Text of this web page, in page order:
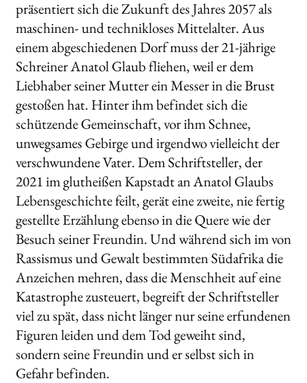
präsentiert sich die Zukunft des Jahres 2057 als
maschinen­- und technikloses Mittelalter. Aus
einem abgeschiedenen Dorf muss der 21­-jährige
Schreiner Anatol Glaub fliehen, weil er dem
Liebhaber seiner Mutter ein Messer in die Brust
gestoßen hat. Hinter ihm befindet sich die
schützende Gemeinschaft, vor ihm Schnee,
unwegsames Gebirge und irgendwo vielleicht der
verschwundene Vater. Dem Schriftsteller, der
2021 im glutheißen Kapstadt an Anatol Glaubs
Lebensgeschichte feilt, gerät eine zweite, nie fertig
gestellte Erzählung ebenso in die Quere wie der
Besuch seiner Freundin. Und während sich im von
Rassismus und Gewalt bestimmten Südafrika die
Anzeichen mehren, dass die Menschheit auf eine
Katastrophe zusteuert, begreift der Schriftsteller
viel zu spät, dass nicht länger nur seine erfundenen
Figuren leiden und dem Tod geweiht sind,
sondern seine Freundin und er selbst sich in
Gefahr befinden.